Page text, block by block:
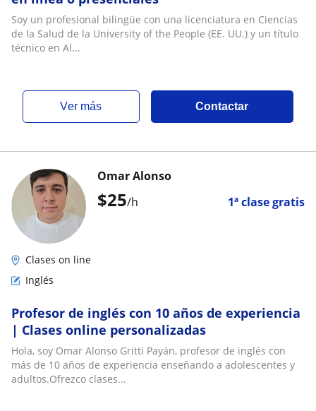
Soy un profesional bilingüe con una licenciatura en Ciencias
de la Salud de la University of the People (EE. UU.) y un título
técnico en Al...
ver más Contactar
$25/h 1ª clase gratis
Omar Alonso
Clases on line
Inglés
Profesor de inglés con 10 años de experiencia
| Clases online personalizadas
Hola, soy Omar Alonso Gritti Payán, profesor de inglés con
más de 10 años de experiencia enseñando a adolescentes y
adultos.Ofrezco clases...